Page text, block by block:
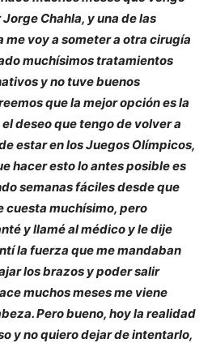
Chahla, y una de las
me voy a someter a otra cirugía
muchísimos tratamientos
y no tuve buenos
que la mejor opción es la
deseo que tengo de volver a
estar en los Juegos Olímpicos,
hacer esto lo antes posible es
semanas fáciles desde que
cuesta muchísimo, pero
y llamé al médico y le dije
la fuerza que me mandaban
los brazos y poder salir
muchos meses me viene
Pero bueno, hoy la realidad
y no quiero dejar de intentarlo,